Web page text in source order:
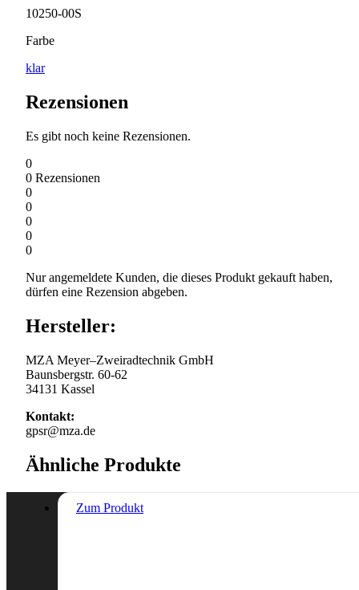
10250-00S
Farbe
klar
Rezensionen
Es gibt noch keine Rezensionen.
0
0 Rezensionen
0
0
0
0
0
Nur angemeldete Kunden, die dieses Produkt gekauft haben,
dürfen eine Rezension abgeben.
Hersteller:
MZA Meyer–Zweiradtechnik GmbH
Baunsbergstr. 60-62
34131 Kassel
Kontakt:
gpsr@mza.de
Ähnliche Produkte
Zum Produkt